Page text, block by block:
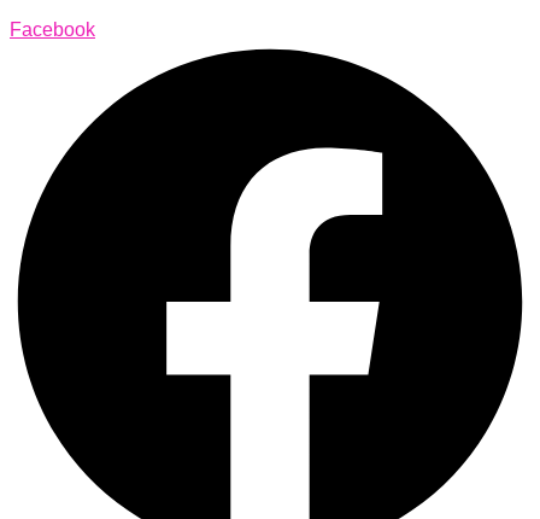
Facebook